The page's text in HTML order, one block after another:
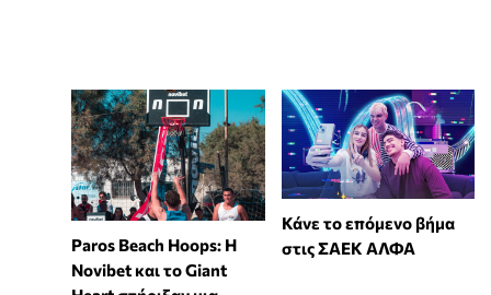
Paros Beach Hoops: Η
Novibet και το Giant
Κάνε το επόμενο βήμα
στις ΣΑΕΚ ΑΛΦΑ